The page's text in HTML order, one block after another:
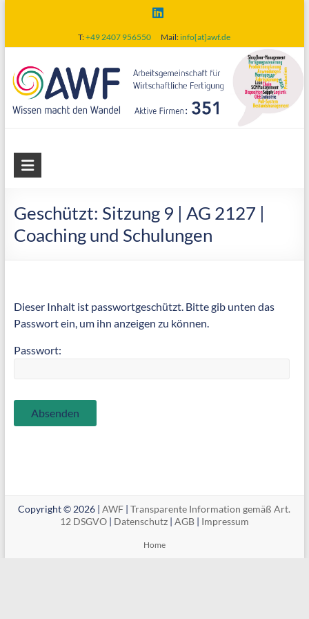
content
T:+49 2407 956550 Mail:info[at]awf.de
AWF
wirtschaftliche
Fertigung
Geschützt: Sitzung 9 | AG 2127 |
Coaching und Schulungen
Dieser Inhalt ist passwortgeschützt. Bitte gib unten das
Passwort ein, um ihn anzeigen zu können.
Passwort:
Copyright © 2026 |AWF |Transparente Information gemäß Art.
12 DSGVO| Datenschutz| AGB| Impressum
Home